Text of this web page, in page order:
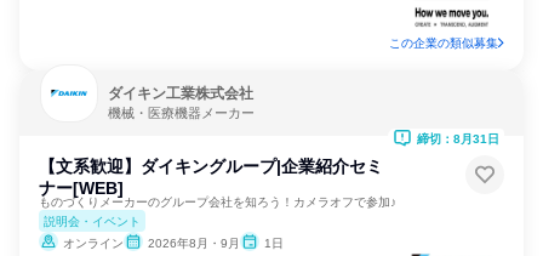
この企業の類似募集
ダイキン工業株式会社
機械・医療機器メーカー
【文系歓迎】ダイキングループ|企業紹介セミ
ナー[WEB]
ものづくりメーカーのグループ会社を知ろう！カメラオフで参加♪
説明会・イベント
オンライン
2026年8月・9月 1日
締切：8月31日